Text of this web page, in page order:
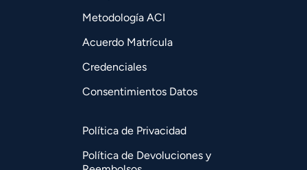
Metodología ACI
Acuerdo Matrícula
Credenciales
Consentimientos Datos
Política de Privacidad
Política de Devoluciones y